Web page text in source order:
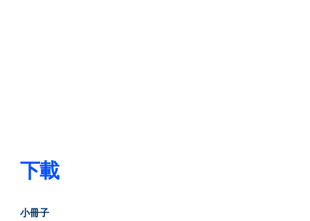
下載
小冊子